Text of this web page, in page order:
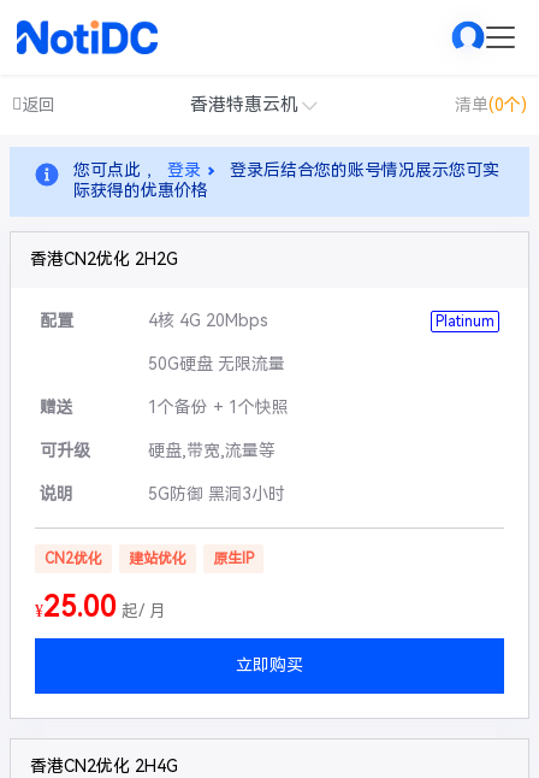
返回 香港特惠云机 清单(0个)
您可点此 ， 登录
登录后结合您的账号情况展示您可实
际获得的优惠价格
香港CN2优化 2H2G
配置 4核 4G 20Mbps Platinum
50G硬盘 无限流量
赠送 1个备份 + 1个快照
可升级 硬盘,带宽,流量等
说明 5G防御 黑洞3小时
CN2优化 建站优化 原生IP
¥25.00 起/ 月
立即购买
香港CN2优化 2H4G